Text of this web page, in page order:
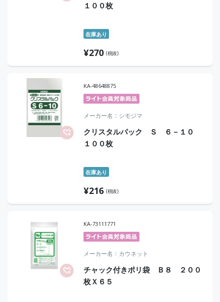
１００枚
在庫あり
¥270 (税抜)
KA-48648875
メーカー名 シモジマ
クリスタルパック Ｓ ６－１０
１００枚
在庫あり
¥216 (税抜)
KA-73111771
メーカー名 カウネット
チャック付きポリ袋 Ｂ８ ２００
枚Ｘ６５